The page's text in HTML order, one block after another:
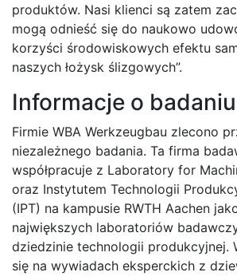
produktów. Nasi klienci są zatem
mogą odnieść się do naukowo
korzyści środowiskowych efektu
naszych łożysk ślizgowych”.
Informacje o
Firmie WBA Werkzeugbau zlecono
niezależnego badania. Ta firma
współpracuje z Laboratory for
oraz Instytutem Technologii
(IPT) na kampusie RWTH Aachen
największych laboratoriów
dziedzinie technologii produkcyjnej.
się na wywiadach eksperckich z